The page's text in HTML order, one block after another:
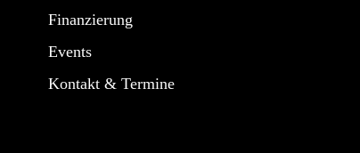
Finanzierung
Events
Kontakt & Termine